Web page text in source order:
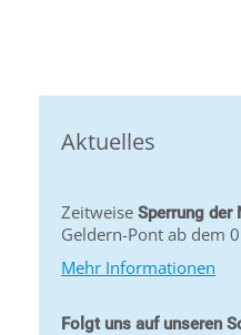
Aktuelles
Zeitweise Sperrung der
Geldern-Pont ab dem
Mehr Informationen
Folgt uns auf unseren